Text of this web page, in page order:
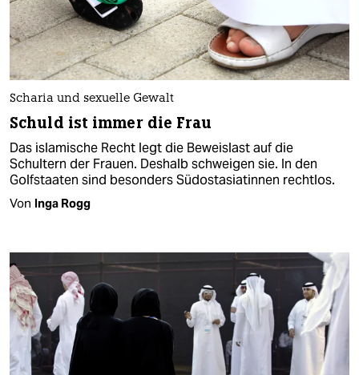
Scharia und sexuelle Gewalt
Schuld ist immer die Frau
Das islamische Recht legt die Beweislast auf die
Schultern der Frauen. Deshalb schweigen sie. In den
Golfstaaten sind besonders Südostasiatinnen rechtlos.
Von Inga Rogg